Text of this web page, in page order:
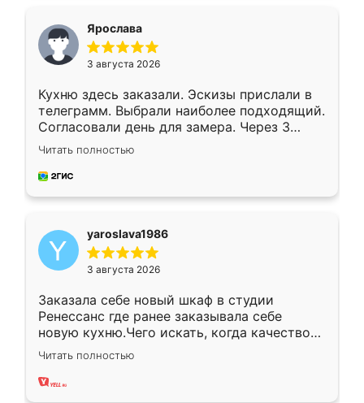
Ярослава
3 августа 2026
Кухню здесь заказали. Эскизы прислали в
телеграмм. Выбрали наиболее подходящий.
Согласовали день для замера. Через 3
недели кухня была уже готова. Остались
довольны работой. Спасибо Ренессанс
мебель за качественную работу!
Читать полностью
yaroslava1986
3 августа 2026
Заказала себе новый шкаф в студии
Ренессанс где ранее заказывала себе
новую кухню.Чего искать, когда качеством
вполне довольна. Служит кухня уже почти
два года, нареканий нет.
Читать полностью